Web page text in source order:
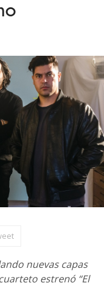
nuevas capas
estrenó “El